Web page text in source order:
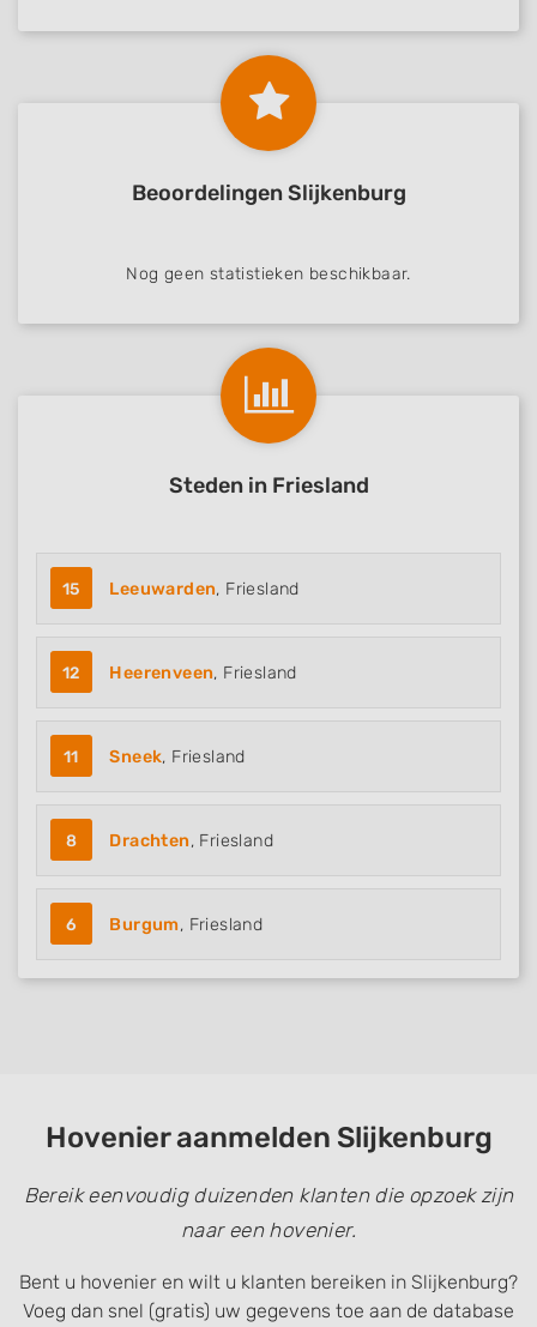
Beoordelingen Slijkenburg
Nog geen statistieken beschikbaar.
Steden in Friesland
15 Leeuwarden, Friesland
12 Heerenveen, Friesland
11 Sneek, Friesland
8 Drachten, Friesland
6 Burgum, Friesland
Hovenier aanmelden Slijkenburg
Bereik eenvoudig duizenden klanten die opzoek zijn
naar een hovenier.
Bent u hovenier en wilt u klanten bereiken in Slijkenburg?
Voeg dan snel (gratis) uw gegevens toe aan de database